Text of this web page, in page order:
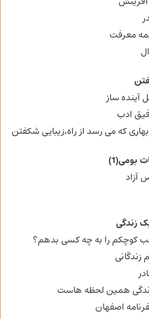
معرفت
ساز
ادب
که می رسد از راه،زیبایی شکفتن
بومی(1)
آزاد
زندگی
را به چه کسی بدهم؟
همین لحظه هاست
اصفهان